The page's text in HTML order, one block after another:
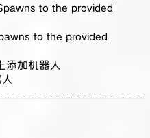
to the provided
to the provided
添加机器人